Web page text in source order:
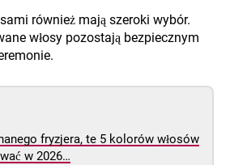
również mają szeroki wybór.
włosy pozostają bezpiecznym
fryzjera, te 5 kolorów włosów
w 2026…